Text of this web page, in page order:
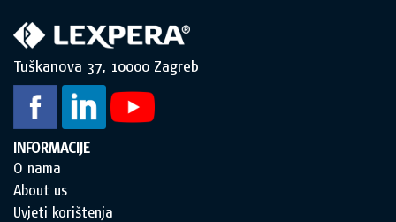
Tuškanova 37, 10000 Zagreb
INFORMACIJE
O nama
About us
Uvjeti korištenja